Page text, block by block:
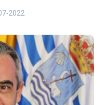
2022